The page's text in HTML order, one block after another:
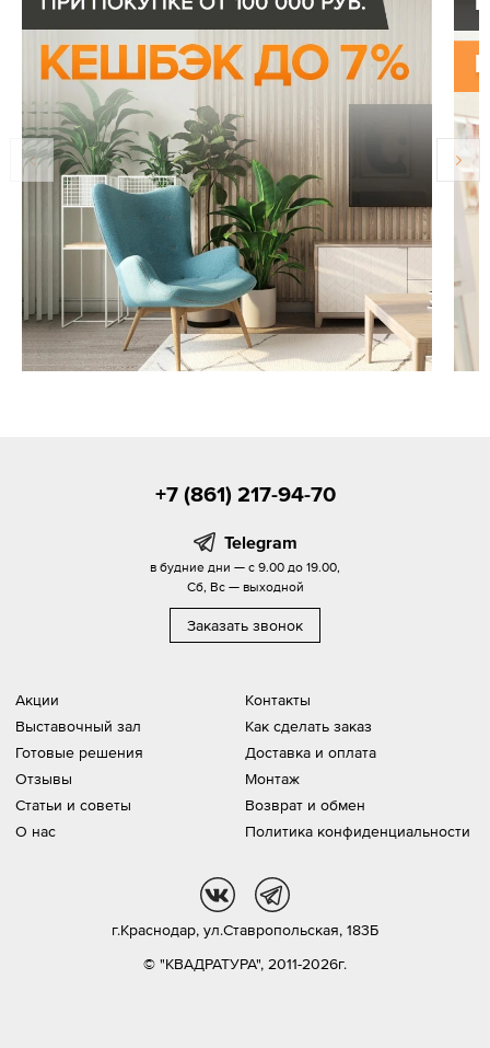
Акции
Выставочный зал
Готовые решения
Отзывы
Статьи и советы
О нас
Контакты
Как сделать заказ
Доставка и оплата
Монтаж
Возврат и обмен
Политика конфиденциальности
+7 (861) 217-94-70
Telegram
в будние дни — с 9.00 до 19.00,
Сб, Вс — выходной
Заказать звонок
© "КВАДРАТУРА", 2011-2026г.
г.Краснодар, ул.Ставропольская, 183Б
vk